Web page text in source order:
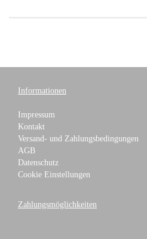
Informationen
Impressum
Kontakt
Versand- und Zahlungsbedingungen
AGB
Datenschutz
Cookie Einstellungen
Zahlungsmöglichkeiten